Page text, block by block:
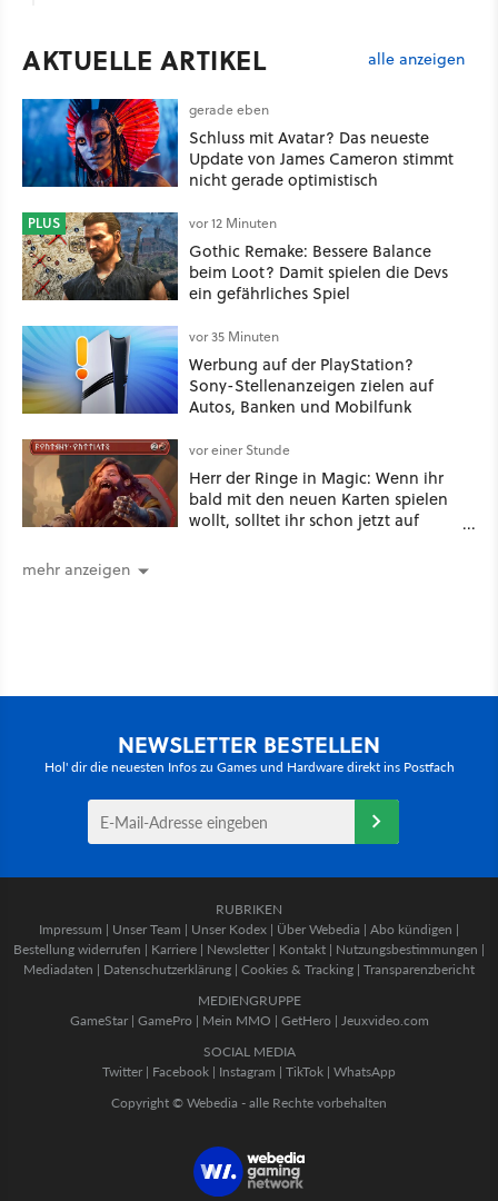
AKTUELLE ARTIKEL alle anzeigen
gerade eben
Schluss mit Avatar? Das neueste
Update von James Cameron stimmt
nicht gerade optimistisch
PLUS vor 12 Minuten
Gothic Remake: Bessere Balance
beim Loot? Damit spielen die Devs
ein gefährliches Spiel
vor 35 Minuten
Werbung auf der PlayStation?
Sony-Stellenanzeigen zielen auf
Autos, Banken und Mobilfunk
vor einer Stunde
Herr der Ringe in Magic: Wenn ihr
bald mit den neuen Karten spielen
wollt, solltet ihr schon jetzt auf
mehr anzeigen
NEWSLETTER BESTELLEN
Hol' dir die neuesten Infos zu Games und Hardware direkt ins Postfach
RUBRIKEN
Impressum | Unser Team | Unser Kodex | Über Webedia | Abo kündigen |
Bestellung widerrufen | Karriere | Newsletter | Kontakt | Nutzungsbestimmungen |
Mediadaten | Datenschutzerklärung | Cookies & Tracking | Transparenzbericht
MEDIENGRUPPE
GameStar| GamePro | Mein MMO | GetHero | Jeuxvideo.com
SOCIAL MEDIA
Twitter | Facebook | Instagram | TikTok | WhatsApp
Copyright © Webedia - alle Rechte vorbehalten